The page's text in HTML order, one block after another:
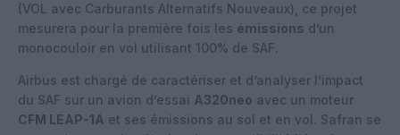
(VOL avec Carburants Alternatifs Nouveaux), ce projet
mesurera pour la première fois les émissions d’un
monocouloir en vol utilisant 100% de SAF.
Airbus est chargé de caractériser et d’analyser l’impact
du SAF sur un avion d’essai A320neo avec un moteur
CFM LEAP-1A et ses émissions au sol et en vol. Safran se